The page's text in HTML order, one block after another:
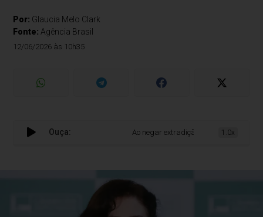
Por: Glaucia Melo Clark
Fonte: Agência Brasil
12/06/2026 às 10h35
Ouça: Ao negar extradição de Zambelli,
1.0x